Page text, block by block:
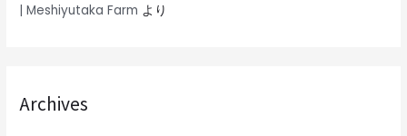
| Meshiyutaka Farm より
Archives